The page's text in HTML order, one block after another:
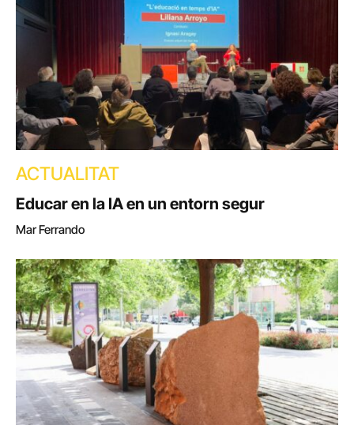
ACTUALITAT
Educar en la IA en un entorn segur
Mar Ferrando